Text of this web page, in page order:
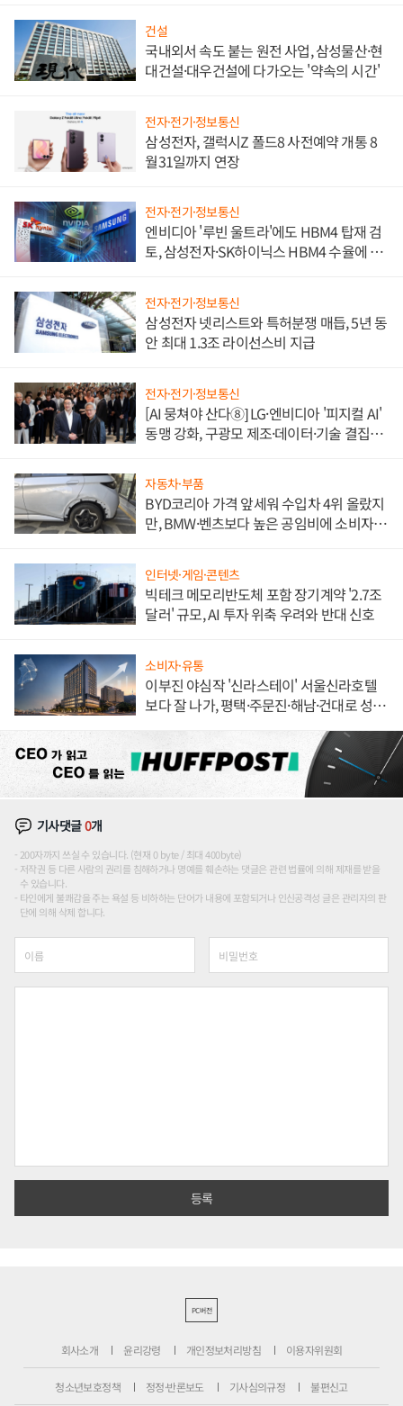
건설
국내외서 속도 붙는 원전 사업, 삼성물산·현
대건설·대우건설에 다가오는 '약속의 시간'
전자·전기·정보통신
삼성전자, 갤럭시Z 폴드8 사전예약 개통 8
월31일까지 연장
전자·전기·정보통신
엔비디아 '루빈 울트라'에도 HBM4 탑재 검
토, 삼성전자·SK하이닉스 HBM4 수율에 주
전자·전기·정보통신
삼성전자 넷리스트와 특허분쟁 매듭, 5년 동
안 최대 1.3조 라이선스비 지급
전자·전기·정보통신
[AI 뭉쳐야 산다⑧] LG·엔비디아 '피지컬 AI'
동맹 강화, 구광모 제조·데이터·기술 결집
자동차·부품
BYD코리아 가격 앞세워 수입차 4위 올랐지
만, BMW·벤츠보다 높은 공임비에 소비자
인터넷·게임·콘텐츠
빅테크 메모리반도체 포함 장기계약 '2.7조
달러' 규모, AI 투자 위축 우려와 반대 신호
소비자·유통
이부진 야심작 '신라스테이' 서울신라호텔
보다 잘 나가, 평택·주문진·해남·건대로 성
기사댓글0개
200자까지 쓰실 수 있습니다. (현재 0 byte / 최대 400byte)
저작권 등 다른 사람의 권리를 침해하거나 명예를 훼손하는 댓글은 관련 법률에 의해 제재를 받을
수 있습니다.
타인에게 불쾌감을 주는 욕설 등 비하하는 단어가 내용에 포함되거나 인신공격성 글은 관리자의 판
단에 의해 삭제 합니다.
PC버전
회사소개 윤리강령 개인정보처리방침 이용자위원회
청소년보호정책 정정·반론보도 기사심의규정 불편신고